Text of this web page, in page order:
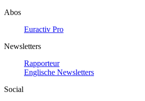
Abos
Euractiv Pro
Newsletters
Rapporteur
Englische Newsletters
Social